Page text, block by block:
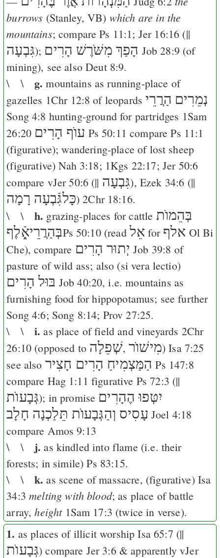
burrows (Stanley,VB) which are in the
mountains; comparePs 11:1; Jer 16:16 (||
גִּבְעָה); הָפַךְ מִשֹּׁרֶשׁ הָרִים Job 28:9 (of
mining), see alsoDeut 8:9.
\ \ g. mountains as running-place of
gazelles 1Chr 12:8 of leopardsהַרֲרֵי נְמֵרִים
Song 4:8 hunting-ground for partridges 1Sam
26:20 עוֺף הָרִים Ps 50:11 comparePs 11:1
(figurative); wandering-place of lost sheep
(figurative)Nah 3:18; 1Kgs 22:17; Jer 50:6
compare vJer 50:6(|| גִּבְעָה), Ezek 34:6 (||
כָּלגִּֿבְעָה רָמָה)2Chr 18:16.
\ \ h. grazing-places for cattle בְּהֵמוֺת
בְּהַרֲרֵיאָֿ֑לֶףPs 50:10(read אֵל for אלף Ol Bi
Che), compare יְתוּר הָרִים Job 39:8 of
pasture of wild ass; also (si vera lectio)
בּוּל הָרִים Job 40:20, i.e. mountains as
furnishing food for hippopotamus; see further
Song 4:6; Song 8:14; Prov 27:25.
\ \ i. as place of field and vineyards 2Chr
26:10 (opposed to שְׁפֵלָה,מִישׁוֺר)Isa 7:25
see also הַמַּצְמִיחַ הָרִים חָצִיר Ps 147:8
compare Hag 1:11 figurative Ps 72:3 (||
גְּבָעוֺת); in promise יִטְּפוּ הֶהָרִים
עָסִיס וְהַגְּבָעוֺת תֵּלַכְנָה חָלָב Joel 4:18
compare Amos 9:13
\ \ j. as kindled into flame (i.e. their
forests; in simile)Ps 83:15.
\ \ k. as scene of massacre, (figurative) Isa
34:3 melting with blood; as place of battle
array,height 1Sam 17:3 (twice in verse).
1. as places of illicit worshipIsa 65:7 (||
גְּבָעוֺת) compare Jer 3:6& apparently vJer